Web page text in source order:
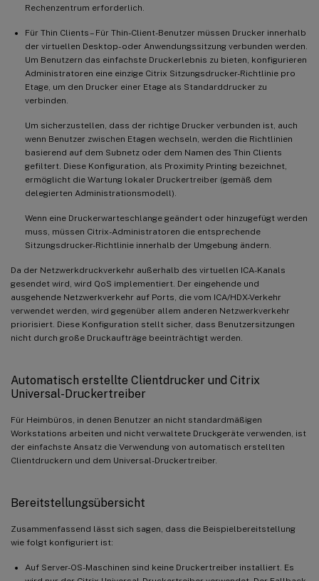
Rechenzentrum erforderlich.
Für Thin Clients – Für Thin-Client-Benutzer müssen Drucker innerhalb
der virtuellen Desktop- oder Anwendungssitzung verbunden werden.
Um Benutzern das einfachste Druckerlebnis zu bieten, konfigurieren
Administratoren eine einzige Citrix Sitzungsdrucker-Richtlinie pro
Etage, um den Drucker einer Etage als Standarddrucker zu
verbinden.
Um sicherzustellen, dass der richtige Drucker verbunden ist, auch
wenn Benutzer zwischen Etagen wechseln, werden die Richtlinien
basierend auf dem Subnetz oder dem Namen des Thin Clients
gefiltert. Diese Konfiguration, als Proximity Printing bezeichnet,
ermöglicht die Wartung lokaler Druckertreiber (gemäß dem
delegierten Administrationsmodell).
Wenn eine Druckerwarteschlange geändert oder hinzugefügt werden
muss, müssen Citrix-Administratoren die entsprechende
Sitzungsdrucker-Richtlinie innerhalb der Umgebung ändern.
Da der Netzwerkdruckverkehr außerhalb des virtuellen ICA-Kanals
gesendet wird, wird QoS implementiert. Der eingehende und
ausgehende Netzwerkverkehr auf Ports, die vom ICA/HDX-Verkehr
verwendet werden, wird gegenüber allem anderen Netzwerkverkehr
priorisiert. Diese Konfiguration stellt sicher, dass Benutzersitzungen
nicht durch große Druckaufträge beeinträchtigt werden.
Automatisch erstellte Clientdrucker und Citrix
Universal-Druckertreiber
Für Heimbüros, in denen Benutzer an nicht standardmäßigen
Workstations arbeiten und nicht verwaltete Druckgeräte verwenden, ist
der einfachste Ansatz die Verwendung von automatisch erstellten
Clientdruckern und dem Universal-Druckertreiber.
Bereitstellungsübersicht
Zusammenfassend lässt sich sagen, dass die Beispielbereitstellung
wie folgt konfiguriert ist:
Auf Server-OS-Maschinen sind keine Druckertreiber installiert. Es